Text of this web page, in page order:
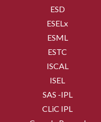
ESD
ESELx
ESML
ESTC
ISCAL
ISEL
SAS -IPL
CLiC IPL